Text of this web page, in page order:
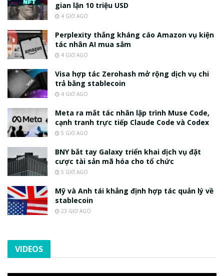
gian lận 10 triệu USD
4 GIỜ AGO
Perplexity thắng kháng cáo Amazon vụ kiện
tác nhân AI mua sắm
4 GIỜ AGO
Visa hợp tác Zerohash mở rộng dịch vụ chi
trả bằng stablecoin
4 GIỜ AGO
Meta ra mắt tác nhân lập trình Muse Code,
cạnh tranh trực tiếp Claude Code và Codex
5 GIỜ AGO
BNY bắt tay Galaxy triển khai dịch vụ đặt
cược tài sản mã hóa cho tổ chức
5 GIỜ AGO
Mỹ và Anh tái khẳng định hợp tác quản lý về
stablecoin
23 GIỜ AGO
VIDEOS